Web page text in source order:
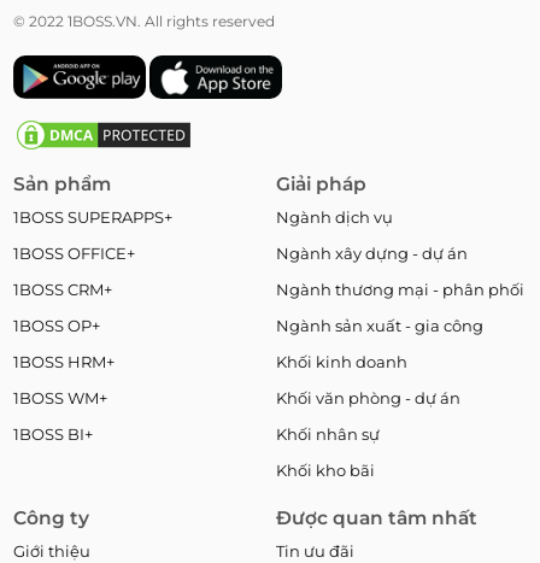
© 2022 1BOSS.VN. All rights reserved
Sản phẩm
1BOSS SUPERAPPS+
1BOSS OFFICE+
1BOSS CRM+
1BOSS OP+
1BOSS HRM+
1BOSS WM+
1BOSS BI+
Giải pháp
Ngành dịch vụ
Ngành xây dựng - dự án
Ngành thương mại - phân phối
Ngành sản xuất - gia công
Khối kinh doanh
Khối văn phòng - dự án
Khối nhân sự
Khối kho bãi
Công ty
Giới thiệu
Được quan tâm nhất
Tin ưu đãi